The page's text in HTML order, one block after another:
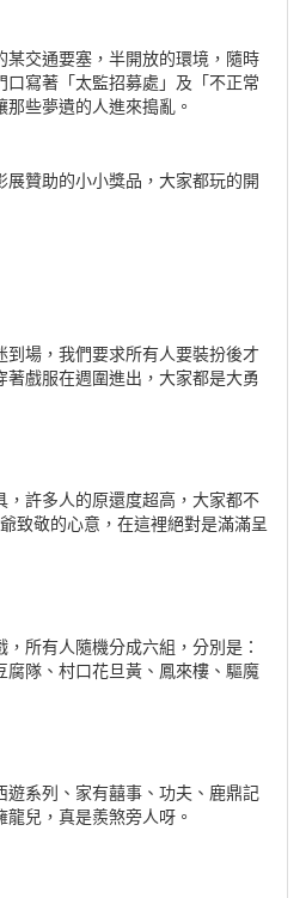
某交通要塞，半開放的環境，隨時
寫著「太監招募處」及「不正常
些夢遺的人進來搗亂。
贊助的小小獎品，大家都玩的開
到場，我們要求所有人要裝扮後才
戲服在週圍進出，大家都是大勇
許多人的原還度超高，大家都不
致敬的心意，在這裡絕對是滿滿呈
所有人隨機分成六組，分別是：
腐隊、村口花旦黃、鳳來樓、驅魔
遊系列、家有囍事、功夫、鹿鼎記
兒，真是羨煞旁人呀。